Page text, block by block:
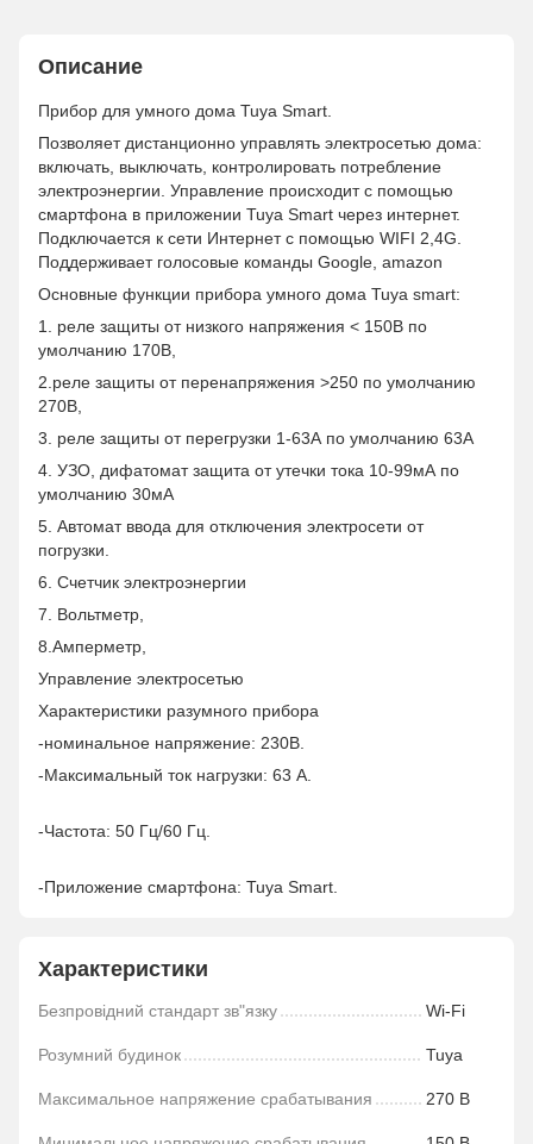
Описание
Прибор для умного дома Tuya Smart.
Позволяет дистанционно управлять электросетью дома:
включать, выключать, контролировать потребление
электроэнергии. Управление происходит с помощью
смартфона в приложении Tuya Smart через интернет.
Подключается к сети Интернет с помощью WIFI 2,4G.
Поддерживает голосовые команды Google, amazon
Основные функции прибора умного дома Tuya smart:
1. реле защиты от низкого напряжения < 150В по
умолчанию 170В,
2.реле защиты от перенапряжения >250 по умолчанию
270В,
3. реле защиты от перегрузки 1-63А по умолчанию 63А
4. УЗО, дифатомат защита от утечки тока 10-99мА по
умолчанию 30мА
5. Автомат ввода для отключения электросети от
погрузки.
6. Счетчик электроэнергии
7. Вольтметр,
8.Амперметр,
Управление электросетью
Характеристики разумного прибора
-номинальное напряжение: 230В.
-Максимальный ток нагрузки: 63 А.
-Частота: 50 Гц/60 Гц.
-Приложение смартфона: Tuya Smart.
Характеристики
Безпровідний стандарт зв"язку Wi-Fi
Розумний будинок Tuya
Максимальное напряжение срабатывания 270 В